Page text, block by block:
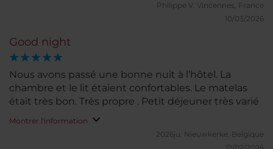
Philippe V. Vincennes, France
10/03/2026
Good night
Nous avons passé une bonne nuit à l’hôtel. La
chambre et le lit étaient confortables. Le matelas
était très bon. Très propre . Petit déjeuner très varié
Montrer l'information
2026ju. Nieuwkerke, Belgique